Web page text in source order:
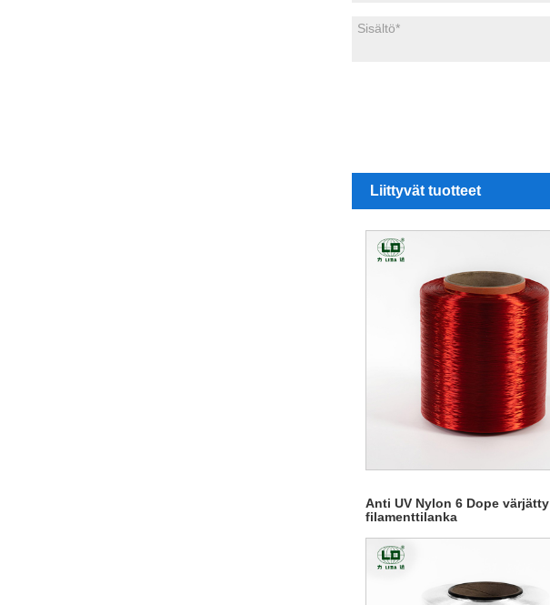
Liittyvät tuotteet
Anti UV Nylon 6 Dope värjätty
filamenttilanka